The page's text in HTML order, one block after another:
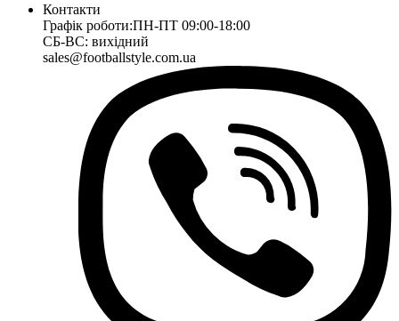
Контакти
Графік роботи:ПН-ПТ 09:00-18:00
СБ-ВС: вихідний
sales@footballstyle.com.ua